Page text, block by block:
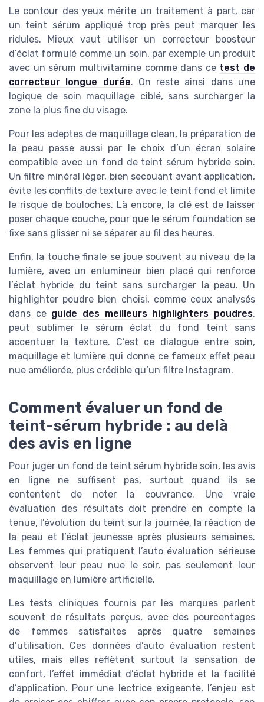
Le contour des yeux mérite un traitement à part, car
un teint sérum appliqué trop près peut marquer les
ridules. Mieux vaut utiliser un correcteur boosteur
d’éclat formulé comme un soin, par exemple un produit
avec un sérum multivitamine comme dans ce test de
correcteur longue durée. On reste ainsi dans une
logique de soin maquillage ciblé, sans surcharger la
zone la plus fine du visage.
Pour les adeptes de maquillage clean, la préparation de
la peau passe aussi par le choix d’un écran solaire
compatible avec un fond de teint sérum hybride soin.
Un filtre minéral léger, bien secouant avant application,
évite les conflits de texture avec le teint fond et limite
le risque de bouloches. Là encore, la clé est de laisser
poser chaque couche, pour que le sérum foundation se
fixe sans glisser ni se séparer au fil des heures.
Enfin, la touche finale se joue souvent au niveau de la
lumière, avec un enlumineur bien placé qui renforce
l’éclat hybride du teint sans surcharger la peau. Un
highlighter poudre bien choisi, comme ceux analysés
dans ce guide des meilleurs highlighters poudres,
peut sublimer le sérum éclat du fond teint sans
accentuer la texture. C’est ce dialogue entre soin,
maquillage et lumière qui donne ce fameux effet peau
nue améliorée, plus crédible qu’un filtre Instagram.
Comment évaluer un fond de
teint-sérum hybride : au delà
des avis en ligne
Pour juger un fond de teint sérum hybride soin, les avis
en ligne ne suffisent pas, surtout quand ils se
contentent de noter la couvrance. Une vraie
évaluation des résultats doit prendre en compte la
tenue, l’évolution du teint sur la journée, la réaction de
la peau et l’éclat jeunesse après plusieurs semaines.
Les femmes qui pratiquent l’auto évaluation sérieuse
observent leur peau nue le soir, pas seulement leur
maquillage en lumière artificielle.
Les tests cliniques fournis par les marques parlent
souvent de résultats perçus, avec des pourcentages
de femmes satisfaites après quatre semaines
d’utilisation. Ces données d’auto évaluation restent
utiles, mais elles reflètent surtout la sensation de
confort, l’effet immédiat d’éclat hybride et la facilité
d’application. Pour une lectrice exigeante, l’enjeu est